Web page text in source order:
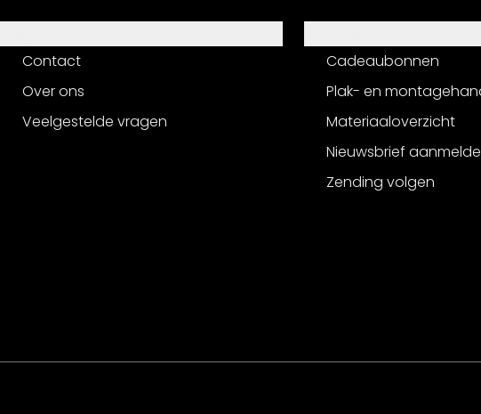
Contact
Over ons
Veelgestelde vragen
Cadeaubonnen
Plak- en
Materiaaloverzicht
Nieuwsbrief
Zending volgen